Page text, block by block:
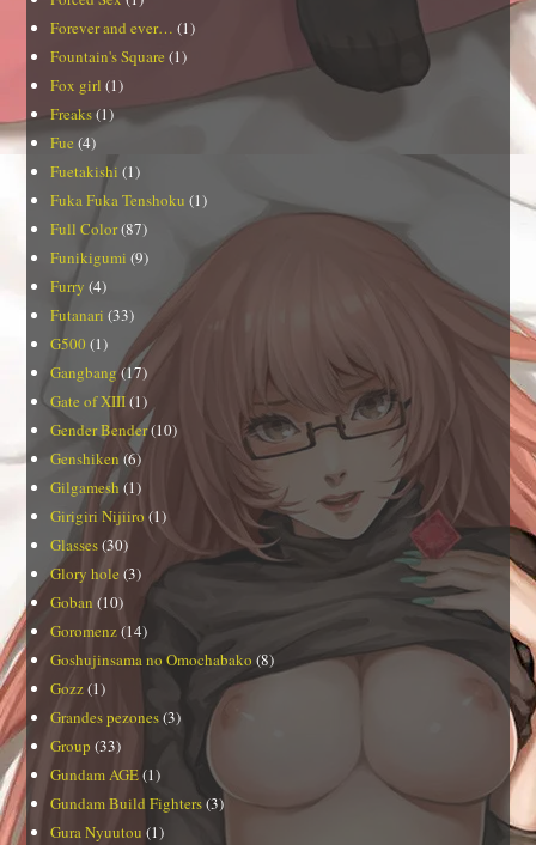
Forever and ever… (1)
Fountain's Square (1)
Fox girl (1)
Freaks(1)
Fue (4)
Fuetakishi (1)
Fuka Fuka Tenshoku (1)
Full Color(87)
Funikigumi (9)
Furry (4)
Futanari (33)
G500 (1)
Gangbang(17)
Gate of XIII(1)
Gender Bender(10)
Genshiken (6)
Gilgamesh (1)
Girigiri Nijiiro (1)
Glasses(30)
Glory hole (3)
Goban (10)
Goromenz(14)
Goshujinsama no Omochabako (8)
Gozz(1)
Grandes pezones(3)
Group (33)
Gundam AGE(1)
Gundam Build Fighters(3)
Gura Nyuutou (1)